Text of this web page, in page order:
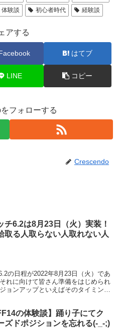
体験談 初心者時代 経験談
アする
はてブ
LINE コピー
フォローする
Crescendo
チ6.2は8月23日（火）実装！
取る人取らない人取れない人
の日程が2022年8月23日（火）であ
れに向けて皆さん準備をはじめられ
ョンアップといえばそのタイミング
の体験談】踊り子にてク
ズドポジションを忘れる(-_-;)